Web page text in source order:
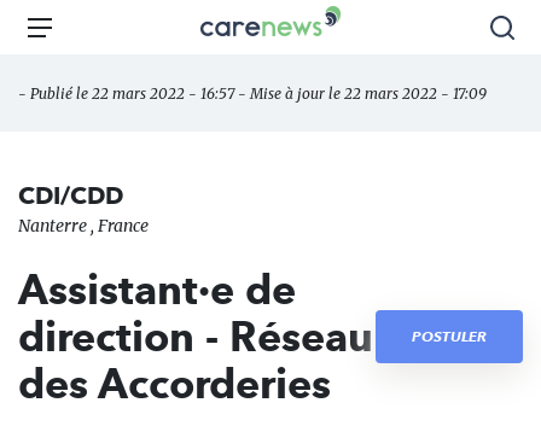
Aller
principal
Carenews,
des
Menu
- Publié le 22 mars 2022 - 16:57 - Mise à jour le 22 mars 2022 - 17:09
CDI/CDD
Nanterre , France
Assistant·e de
direction - Réseau
des Accorderies
POSTULER